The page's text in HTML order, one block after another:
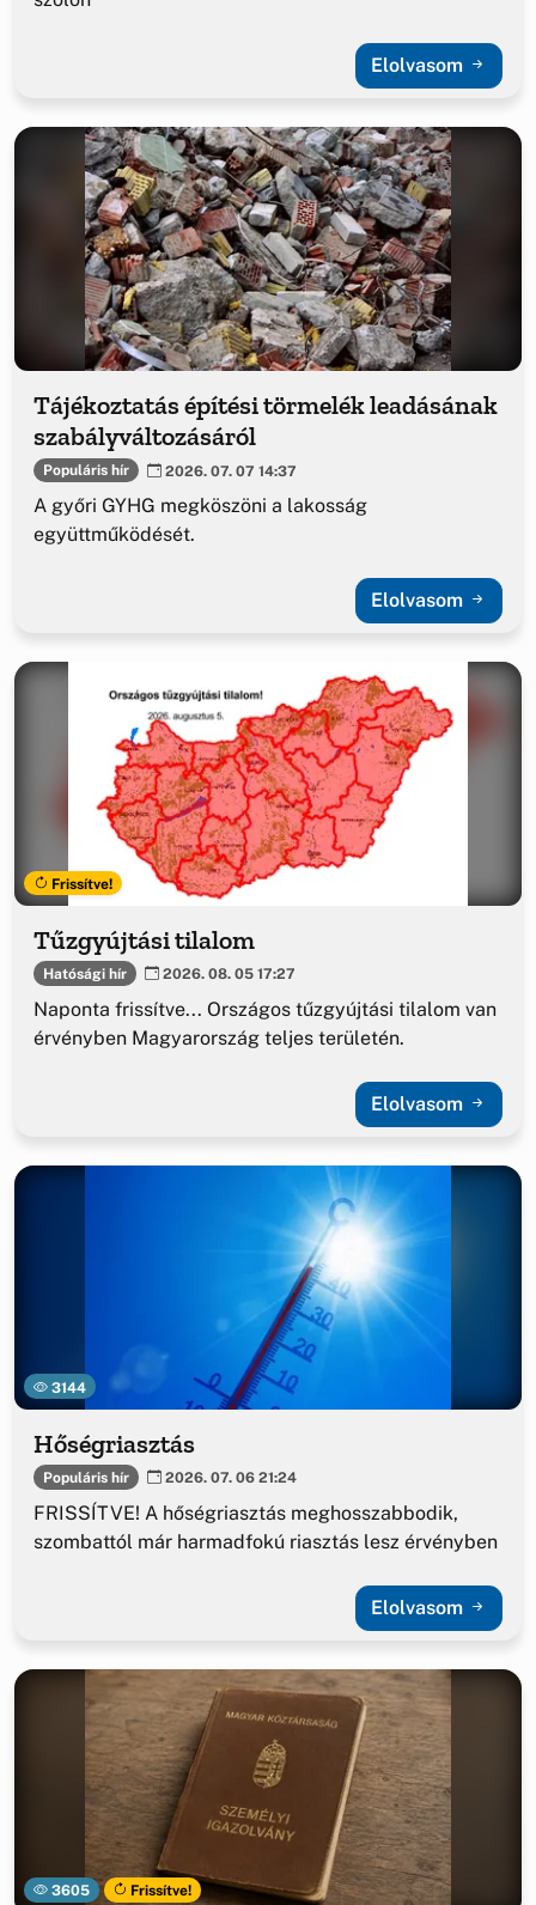
Elolvasom
Tájékoztatás építési törmelék leadásának
szabályváltozásáról
Populáris hír 2026. 07. 07 14:37
A győri GYHG megköszöni a lakosság
együttműködését.
Elolvasom
Frissítve!
Tűzgyújtási tilalom
Hatósági hír 2026. 08. 05 17:27
Naponta frissítve... Országos tűzgyújtási tilalom van
érvényben Magyarország teljes területén.
Elolvasom
3144
Hőségriasztás
Populáris hír 2026. 07. 06 21:24
FRISSÍTVE! A hőségriasztás meghosszabbodik,
szombattól már harmadfokú riasztás lesz érvényben
Elolvasom
3605 Frissítve!